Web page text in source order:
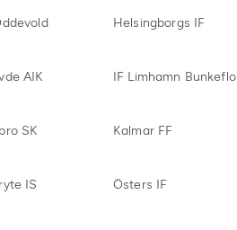
Helsingborgs IF
AIK IF Limhamn Bunkeflo
SK Kalmar FF
IS Östers IF